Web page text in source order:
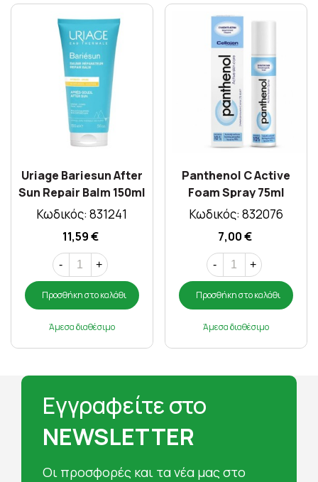
Uriage Bariesun After
Sun Repair Balm 150ml
Κωδικός: 831241
11,59 €
- +
Προσθήκη στο καλάθι
Άμεσα διαθέσιμο
Panthenol C Active
Foam Spray 75ml
Κωδικός: 832076
7,00 €
- +
Προσθήκη στο καλάθι
Άμεσα διαθέσιμο
Εγγραφείτε στο
NEWSLETTER
Oι προσφορές και τα νέα μας στο